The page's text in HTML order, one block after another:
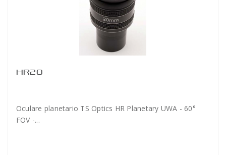
HR20
Oculare planetario TS Optics HR Planetary UWA - 60°
FOV -...